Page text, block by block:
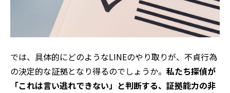
では、具体的にどのようなLINEのやり取りが、不貞行為
の決定的な証拠となり得るのでしょうか。 私たち探偵が
「これは言い逃れできない」と判断する、証拠能力の非